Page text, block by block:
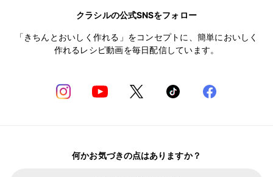
クラシルの公式SNSをフォロー
「きちんとおいしく作れる」をコンセプトに、簡単においしく
作れるレシピ動画を毎日配信しています。
何かお気づきの点はありますか？